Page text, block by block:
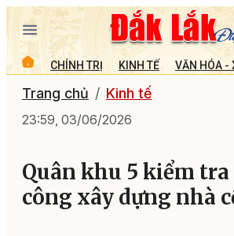
CHÍNH TRỊ KINH TẾ VĂN HÓA -
Trang chủ Kinh tế
23:59, 03/06/2026
Quân khu 5 kiểm
công xây dựng nhà